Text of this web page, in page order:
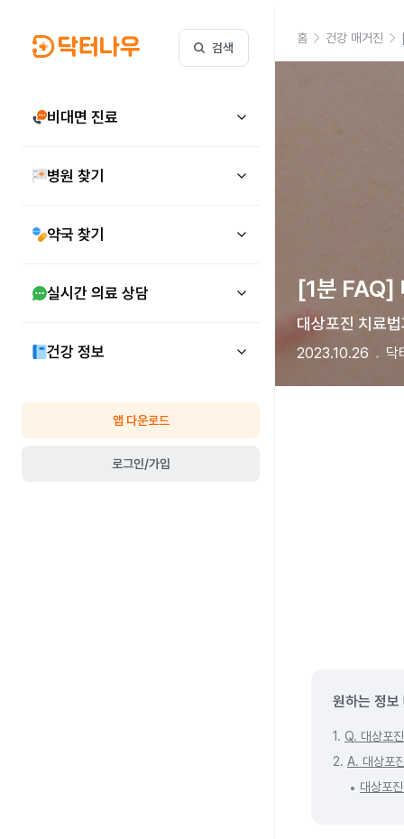
검색
비대면 진료
병원 찾기
약국 찾기
실시간 의료 상담
건강 정보
앱 다운로드
로그인/가입
홈 건강 매거진
[1분 FAQ]
대상포진 치료
2023.10.26 닥
원하는 정보
1. Q. 대상포
2. A. 대상포
대상포